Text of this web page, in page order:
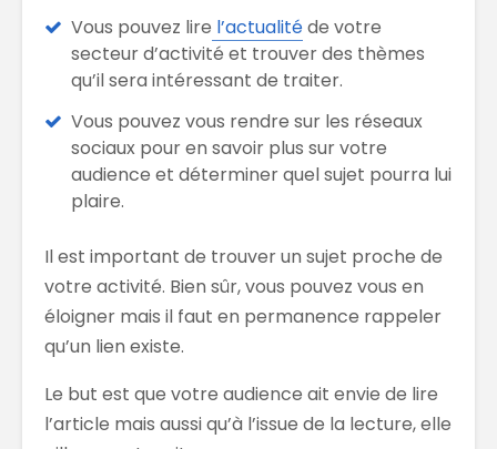
Vous pouvez lire l’actualitéde votre
secteur d’activité et trouver des thèmes
qu’il sera intéressant de traiter.
Vous pouvez vous rendre sur les réseaux
sociaux pour en savoir plus sur votre
audience et déterminer quel sujet pourra lui
plaire.
Il est important de trouver un sujet proche de
votre activité. Bien sûr, vous pouvez vous en
éloigner mais il faut en permanence rappeler
qu’un lien existe.
Le but est que votre audience ait envie de lire
l’article mais aussi qu’à l’issue de la lecture, elle